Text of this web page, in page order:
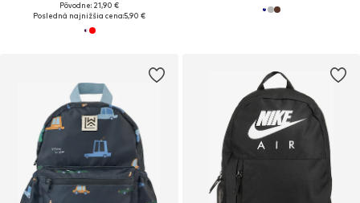
Pôvodne: 21,90 €
Posledná najnižšia cena:5,90 €